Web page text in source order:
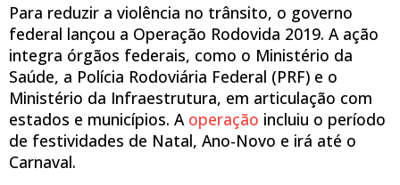
Para reduzir a violência no trânsito, o governo
federal lançou a Operação Rodovida 2019. A ação
integra órgãos federais, como o Ministério da
Saúde, a Polícia Rodoviária Federal (PRF) e o
Ministério da Infraestrutura, em articulação com
estados e municípios. A operação incluiu o período
de festividades de Natal, Ano-Novo e irá até o
Carnaval.